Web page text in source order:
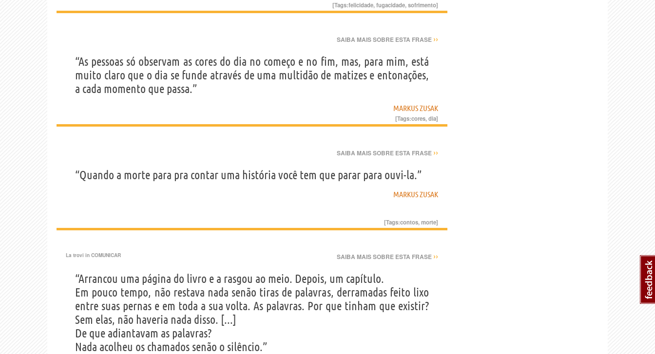
[Tags:felicidade,fugacidade,sofrimento]
SAIBA MAIS SOBRE ESTA FRASE ››
“As pessoas só observam as cores do dia no começo e no fim, mas, para mim, está
muito claro que o dia se funde através de uma multidão de matizes e entonações,
a cada momento que passa.”
MARKUS ZUSAK
[Tags:cores,dia]
SAIBA MAIS SOBRE ESTA FRASE ››
“Quando a morte para pra contar uma história você tem que parar para ouvi-la.”
MARKUS ZUSAK
[Tags:contos,morte]
La trovi in COMUNICAR SAIBA MAIS SOBRE ESTA FRASE ››
“Arrancou uma página do livro e a rasgou ao meio. Depois, um capítulo.
Em pouco tempo, não restava nada senão tiras de palavras, derramadas feito lixo
entre suas pernas e em toda a sua volta. As palavras. Por que tinham que existir?
Sem elas, não haveria nada disso. [...]
De que adiantavam as palavras?
Nada acolheu os chamados senão o silêncio.”